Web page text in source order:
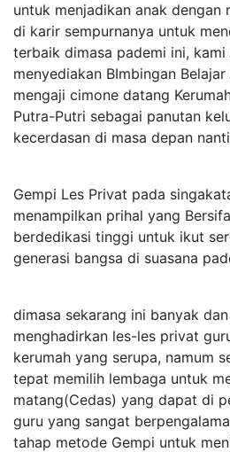
untuk menjadikan anak dengan
di karir sempurnanya untuk
terbaik dimasa pademi ini, kami
menyediakan BImbingan
mengaji cimone datang
Putra-Putri sebagai panutan
kecerdasan di masa depan
Gempi Les Privat pada
menampilkan prihal yang
berdedikasi tinggi untuk ikut
generasi bangsa di suasana
dimasa sekarang ini banyak
menghadirkan les-les privat
kerumah yang serupa, namum
tepat memilih lembaga untuk
matang(Cedas) yang dapat di
guru yang sangat
tahap metode Gempi untuk